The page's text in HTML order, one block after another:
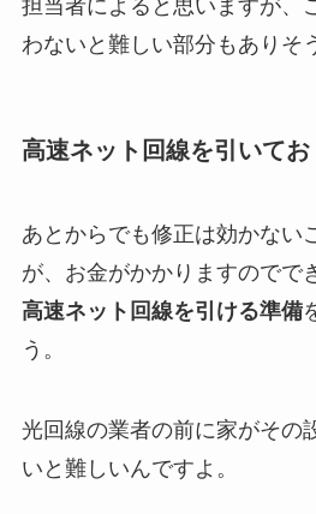
担当者によると思いますが、
わないと難しい部分もありそ
高速ネット回線を引いてお
あとからでも修正は効かない
が、お金がかかりますのでで
高速ネット回線を引ける準備
う。
光回線の業者の前に家がその
いと難しいんですよ。